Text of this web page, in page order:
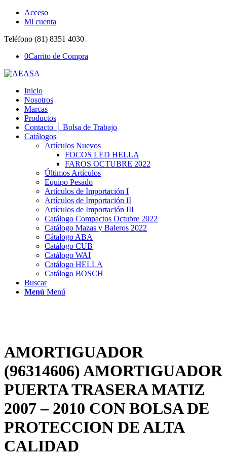
Acceso
Mi cuenta
Teléfono (81) 8351 4030
0Carrito de Compra
Inicio
Nosotros
Marcas
Productos
Contacto │ Bolsa de Trabajo
Catálogos
Artículos Nuevos
FOCOS LED HELLA
FAROS OCTUBRE 2022
Últimos Artículos
Equipo Pesado
Artículos de Importación I
Artículos de Importación II
Artículos de Importación III
Catálogo Compactos Octubre 2022
Catálogo Mazas y Baleros 2022
Cátalogo ABA
Catálogo CUB
Catálogo WAI
Catálogo HELLA
Catálogo BOSCH
Buscar
Menú Menú
AMORTIGUADOR
(96314606) AMORTIGUADOR
PUERTA TRASERA MATIZ
2007 – 2010 CON BOLSA DE
PROTECCION DE ALTA
CALIDAD